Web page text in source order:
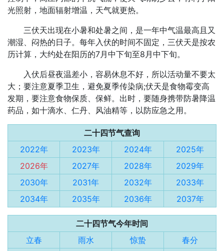
光照射，地面辐射增温，天气就更热。
三伏天出现在小暑和处暑之间，是一年中气温最高且又
潮湿、闷热的日子。每年入伏的时间不固定，三伏天是按农
历计算，大约处在阳历的7月中下旬至8月中下旬。
入伏后昼夜温差小，容易休息不好，所以活动量不要太
大；要注意夏季卫生，避免夏季传染病;伏天是食物霉变高
发期，要注意食物保质、保鲜。出时，要随身携带防暑降温
药品，如十滴水、仁丹、风油精等，以防应急之用。
二十四节气查询
2022年
2023年 2024年
2025年
2026年
2027年 2028年
2029年
2030年
2031年 2032年
2033年
2034年
2035年 2036年 2037年
二十四节气今年时间
立春
雨水 惊蛰
春分